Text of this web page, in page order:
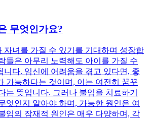
무엇인가요?
자녀를 가질 수 있기를 기대하며 성장합
들은 아무리 노력해도 아이를 가질 수
니다. 임신에 어려움을 겪고 있다면, 좋
가능하다는 것이며, 이는 여전히 꿈꾸
는 뜻입니다. 그러나 불임을 치료하기
엇인지 알아야 하며, 가능한 원인은 여
임의 잠재적 원인은 매우 다양하며, 각